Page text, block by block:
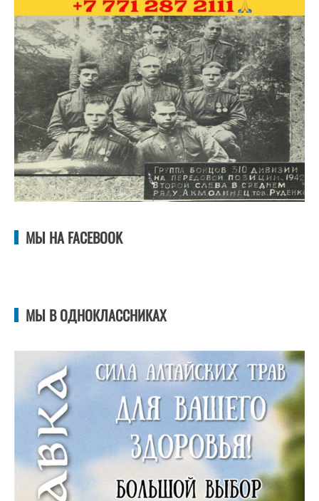
МЫ НА FACEBOOK
МЫ В ОДНОКЛАССНИКАХ